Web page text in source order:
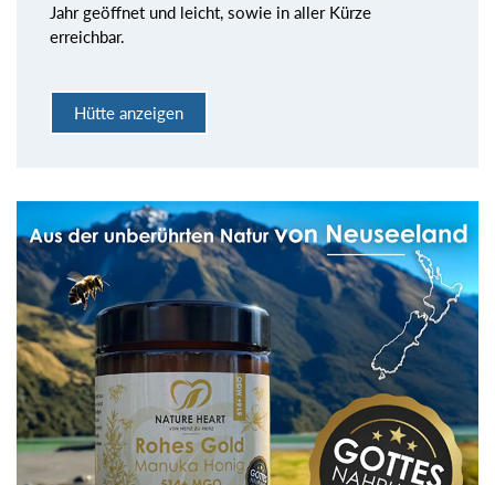
Jahr geöffnet und leicht, sowie in aller Kürze
erreichbar.
Hütte anzeigen